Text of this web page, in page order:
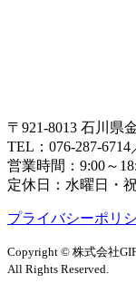
〒921-8013 石川県
TEL：076-287-
営業時間：9:00～
定休日：水曜日・
プライバシーポリ
Copyright © 株式会社
All Rights Reserved.